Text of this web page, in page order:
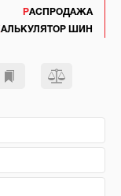
РАСПРОДАЖА
КАЛЬКУЛЯТОР ШИН